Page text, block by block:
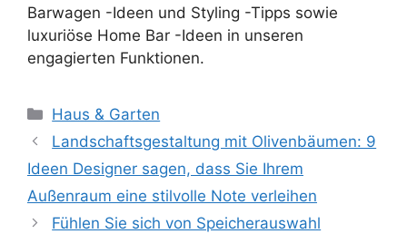
Barwagen -Ideen und Styling -Tipps sowie
luxuriöse Home Bar -Ideen in unseren
engagierten Funktionen.
Kategorien
Haus & Garten
Landschaftsgestaltung mit Olivenbäumen: 9
Ideen Designer sagen, dass Sie Ihrem
Außenraum eine stilvolle Note verleihen
Fühlen Sie sich von Speicherauswahl